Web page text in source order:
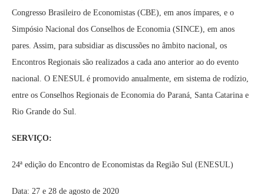
Congresso Brasileiro de Economistas (CBE), em anos ímpares, e o
Simpósio Nacional dos Conselhos de Economia (SINCE), em anos
pares. Assim, para subsidiar as discussões no âmbito nacional, os
Encontros Regionais são realizados a cada ano anterior ao do evento
nacional. O ENESUL é promovido anualmente, em sistema de rodízio,
entre os Conselhos Regionais de Economia do Paraná, Santa Catarina e
Rio Grande do Sul.
SERVIÇO:
24ª edição do Encontro de Economistas da Região Sul (ENESUL)
Data: 27 e 28 de agosto de 2020